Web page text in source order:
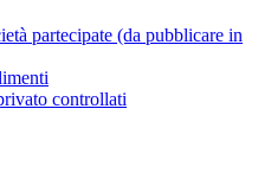
partecipate (da pubblicare in
controllati